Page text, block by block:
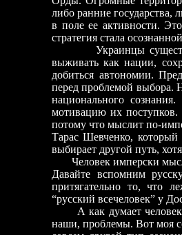
либо ранние государства,
в поле ее активности.
стратегия стала
Украинцы
выживать как нации,
добиться автономии.
перед проблемой выбора.
национального
мотивацию их поступков.
потому что мыслит по-
Тарас Шевченко,
выбирает другой путь,
Человек имперски
Давайте вспомним
притягательно то, что
“русский всечеловек” у
А как думает человек
наши, проблемы. Вот моя